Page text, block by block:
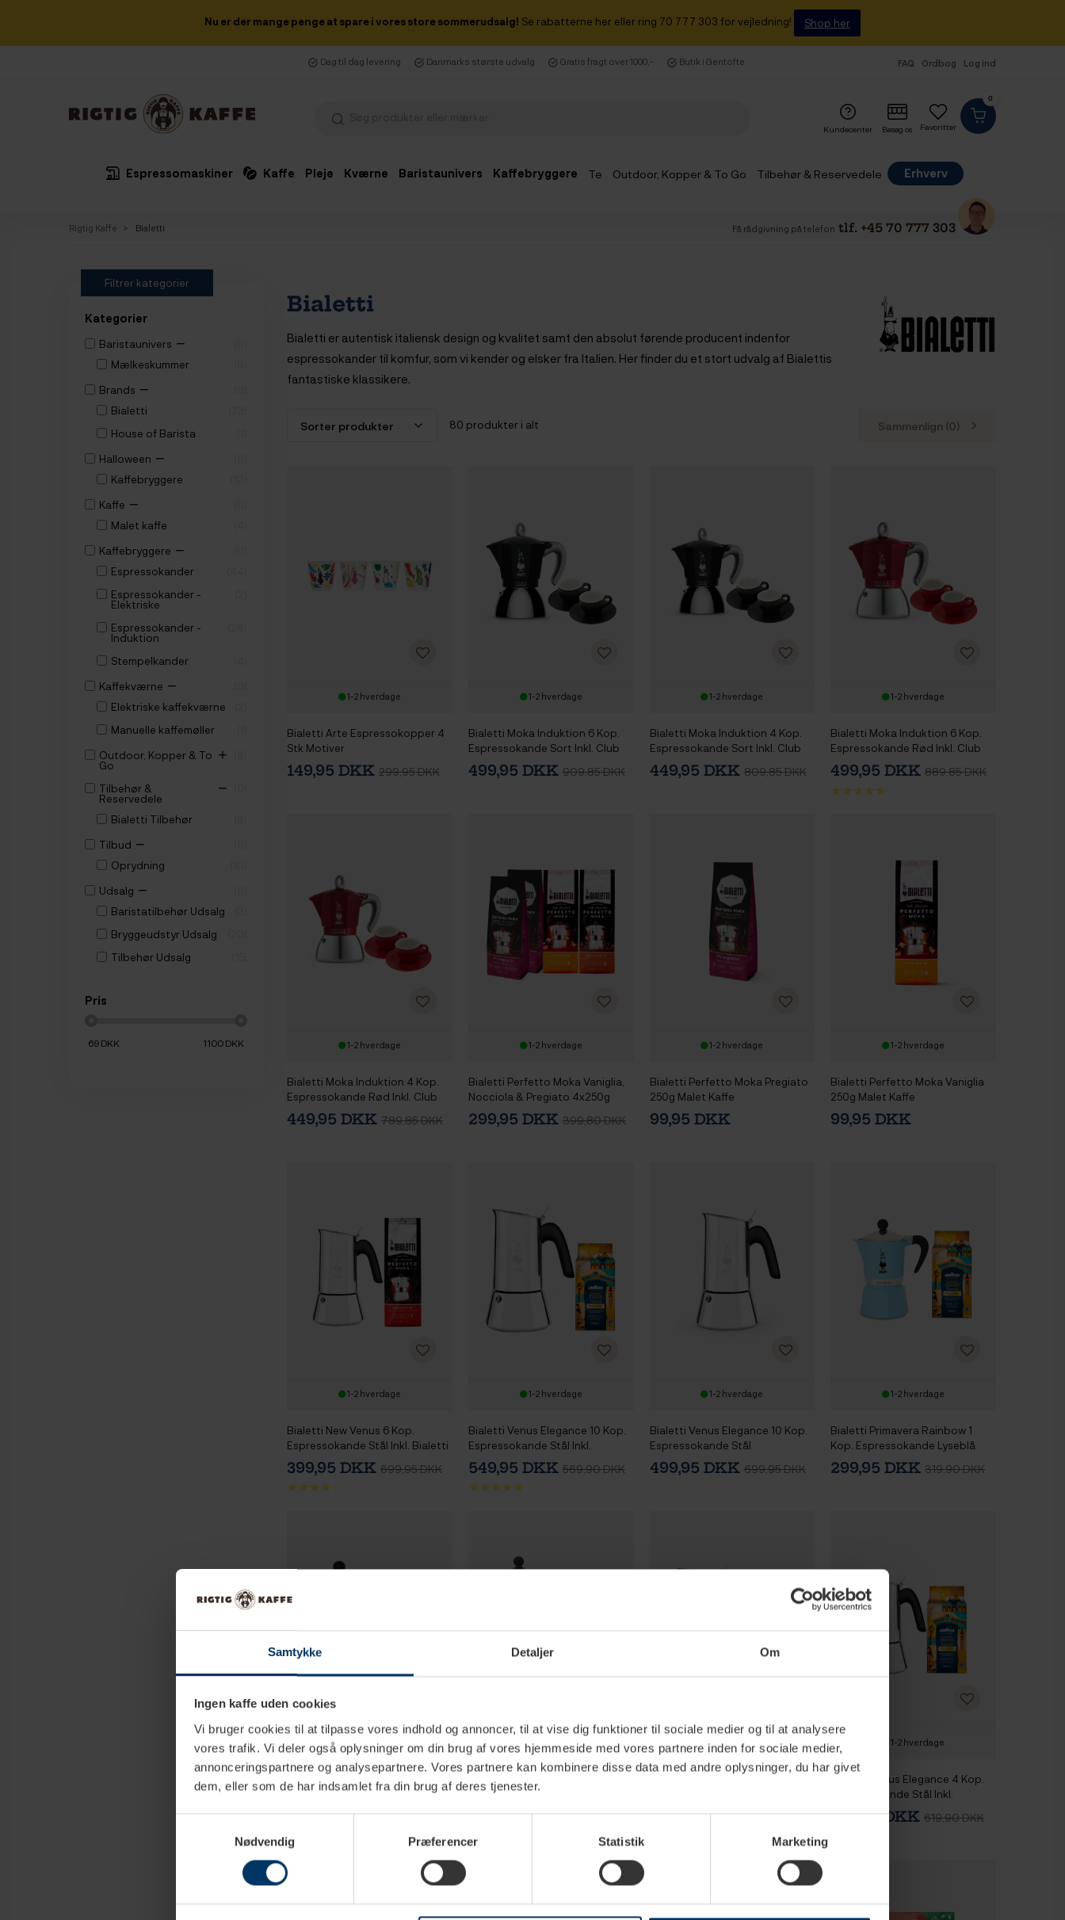
Samtykke Detaljer Om
Ingen kaffe uden cookies
Vi bruger cookies til at tilpasse vores indhold og annoncer, til at vise dig funktioner til sociale medier og til at analysere
vores trafik. Vi deler også oplysninger om din brug af vores hjemmeside med vores partnere inden for sociale medier,
annonceringspartnere og analysepartnere. Vores partnere kan kombinere disse data med andre oplysninger, du har givet
dem, eller som de har indsamlet fra din brug af deres tjenester.
Nødvendig
Præferencer Statistik Marketing
Nu er der mange penge at spare i vores store sommerudsalg! Se rabatterne her eller ring 70 777 303 for vejledning! Shop her
Dag til dag levering Danmarks største udvalg Gratis fragt over 1000,- Butik i Gentofte FAQ Ordbog Log ind
0
Favoritter
Kundecenter Besøg os
Espressomaskiner Kaffe Pleje Kværne Baristaunivers Kaffebryggere Te Outdoor, Kopper & To Go Tilbehør & Reservedele
Erhverv
Rigtig Kaffe Bialetti Få rådgivning på telefon tlf. +45 70 777 303
Filtrer kategorier
Kategorier
Baristaunivers −
Mælkeskummer
Brands −
Bialetti
House of Barista
Halloween −
Kaffebryggere
Kaffe −
Malet kaffe
Kaffebryggere −
Espressokander
Espressokander -
Elektriske
Espressokander -
Induktion
Stempelkander
Kaffekværne −
Elektriske kaffekværne
Manuelle kaffemøller
Outdoor, Kopper & To
Go
+
Tilbehør &
Reservedele
−
Bialetti Tilbehør
Tilbud −
Oprydning
Udsalg −
Baristatilbehør Udsalg
Bryggeudstyr Udsalg
Tilbehør Udsalg
Pris
69DKK 1100DKK
Bialetti
Bialetti er autentisk italiensk design og kvalitet samt den absolut førende producent indenfor
espressokander til komfur, som vi kender og elsker fra Italien. Her finder du et stort udvalg af Bialettis
fantastiske klassikere.
80 produkter i alt Sammenlign (0)
1-2 hverdage
Bialetti Arte Espressokopper 4
Stk Motiver
149,95 DKK 299,95 DKK
1-2 hverdage
Bialetti Moka Induktion 6 Kop.
Espressokande Sort Inkl. Club
House Tulipano Espresso m.
Underkop Mat Sort 7 cl 2 Stk
499,95 DKK 909,85 DKK
1-2 hverdage
Bialetti Moka Induktion 4 Kop.
Espressokande Sort Inkl. Club
House Tulipano Espresso m.
Underkop Mat Sort 7 cl 2 Stk
449,95 DKK 809,85 DKK
1-2 hverdage
Bialetti Moka Induktion 6 Kop.
Espressokande Rød Inkl. Club
House Tulipano Espresso m.
Underkop Mat Rød 7 cl 2 Stk
499,95 DKK889,85 DKK
1-2 hverdage
Bialetti Moka Induktion 4 Kop.
Espressokande Rød Inkl. Club
House Tulipano Espresso m.
Underkop Mat Rød 7 cl 2 Stk
449,95 DKK 789,85 DKK
1-2 hverdage
Bialetti Perfetto Moka Vaniglia,
Nocciola & Pregiato 4x250g
Malet Kaffe
299,95 DKK 399,80 DKK
1-2 hverdage
Bialetti Perfetto Moka Pregiato
250g Malet Kaffe
99,95 DKK
1-2 hverdage
Bialetti Perfetto Moka Vaniglia
250g Malet Kaffe
99,95 DKK
1-2 hverdage
Bialetti New Venus 6 Kop.
Espressokande Stål Inkl. Bialetti
Perfetto Moka Classico Malet
Kaffe 250g
399,95 DKK 699,95 DKK
1-2 hverdage
Bialetti Venus Elegance 10 Kop.
Espressokande Stål Inkl.
Lavazza Tales of Italy Canal
Grande 226,8g Formalet kaffe
549,95 DKK 569,90 DKK
1-2 hverdage
Bialetti Venus Elegance 10 Kop.
Espressokande Stål
499,95 DKK 699,95 DKK
1-2 hverdage
Bialetti Primavera Rainbow 1
Kop. Espressokande Lyseblå
Inkl. Lavazza Tales of Italy Canal
Grande 226,8g Formalet kaffe
299,95 DKK319,90 DKK
2-4 hverdage
Bialetti Primavera Rainbow 3
Kop. Espressokande Lyseblå
349,95 DKK369,90 DKK
2-4 hverdage
Bialetti Primavera Rainbow 6
Kop. Espressokande Gul Inkl.
399,95 DKK469,90 DKK
1-2 hverdage
Bialetti Venus Elegance 6 Kop.
399,95 DKK769,90 DKK
1-2 hverdage
Bialetti Venus Elegance 4 Kop.
Espressokande Stål Inkl.
Lavazza Tales of Italy Canal
Grande 226,8g Formalet kaffe
349,95 DKK619,90 DKK